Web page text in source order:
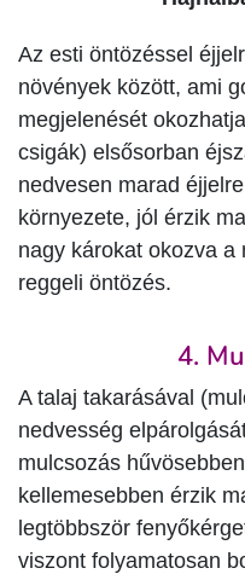
Az esti öntözéssel
növények között, ami
megjelenését
csigák) elsősorban
nedvesen marad
környezete, jól érzik
nagy károkat okozva a
reggeli öntözés.
4.
A talaj takarásával
nedvesség
mulcsozás
kellemesebben érzik
legtöbbször
viszont folyamatosan